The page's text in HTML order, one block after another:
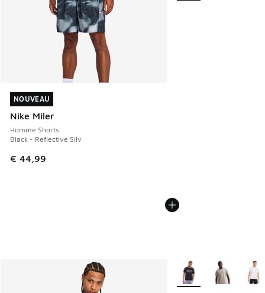
NOUVEAU
Nike Miler
Homme Shorts
Black - Reflective Silv
€ 44,99
NOUVEAU
Plus de couleurs